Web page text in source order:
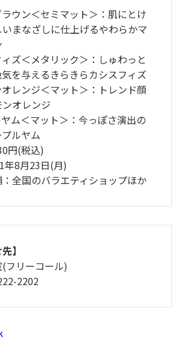
ウン＜セミマット＞：肌にとけ
まなざしに仕上げるやわらかマ
ズ＜メタリック＞：しゅわっと
を与えるきらきらカシスフィズ
レンジ＜マット＞：トレンド顔
オレンジ
ム＜マット＞：今っぽさ演出の
ルヤム
円(税込)
年8月23日(月)
全国のバラエティショップほか
】
フリーコール)
2202